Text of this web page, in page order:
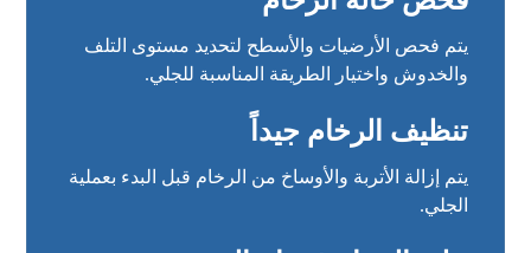
يتم فحص الأرضيات والأسطح لتحديد مستوى التلف
والخدوش واختيار الطريقة المناسبة للجلي.
تنظيف الرخام جيداً
يتم إزالة الأتربة والأوساخ من الرخام قبل البدء بعملية
الجلي.